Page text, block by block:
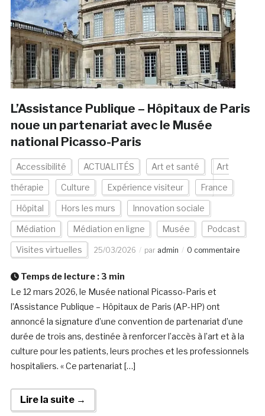
L’Assistance Publique – Hôpitaux de Paris
noue un partenariat avec le Musée
national Picasso-Paris
Accessibilité ACTUALITÉS Art et santé Art
thérapie Culture Expérience visiteur France
Hôpital Hors les murs Innovation sociale
Médiation Médiation en ligne Musée Podcast
Visites virtuelles 25/03/2026 par admin 0 commentaire
Temps de lecture : 3 min
Le 12 mars 2026, le Musée national Picasso-Paris et
l’Assistance Publique – Hôpitaux de Paris (AP-HP) ont
annoncé la signature d’une convention de partenariat d’une
durée de trois ans, destinée à renforcer l’accès à l’art et à la
culture pour les patients, leurs proches et les professionnels
hospitaliers. « Ce partenariat […]
Lire la suite →